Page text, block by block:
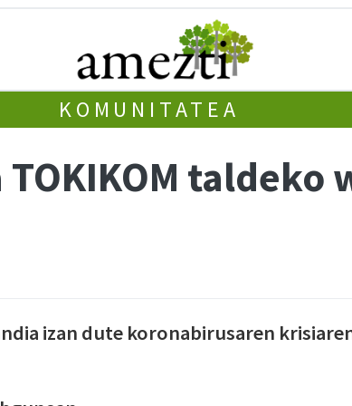
KOMUNITATEA
taldeko
izan dute koronabirusaren